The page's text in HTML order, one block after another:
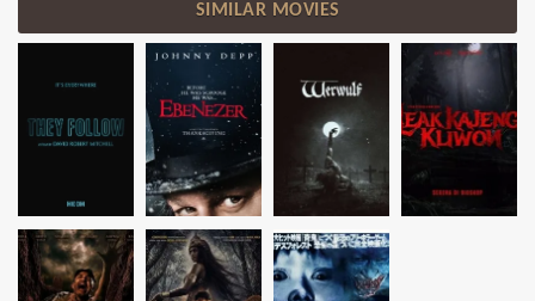
SIMILAR MOVIES